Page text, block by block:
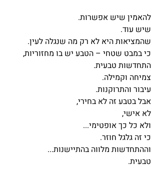
להאמין שיש אפשרות.
שיש עוד.
שהמציאות היא לא רק מה שנגלה לעין.
כי במבט שטחי – הטבע יש בו מחזוריות,
התחדשות טבעית.
צמיחה וקמילה.
עיבור והתרוקנות.
אבל בטבע זה לא בחירי,
לא אישי,
ולא כל כך אופטימי...
כי זה גלגל חוזר.
וההתחדשות מלווה בהתיישנות...
טבעית.